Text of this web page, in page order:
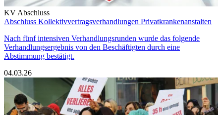
KV Abschluss
Abschluss Kollektivvertragsverhandlungen Privatkrankenanstalten
Nach fünf intensiven Verhandlungsrunden wurde das folgende
Verhandlungsergebnis von den Beschäftigten durch eine
Abstimmung bestätigt.
04.03.26